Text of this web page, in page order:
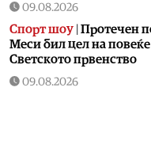
09.08.2026
Спорт шоу Протечен
Меси бил цел на
Светското првенство
09.08.2026